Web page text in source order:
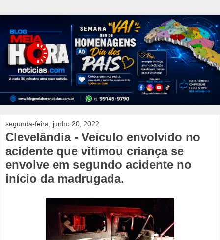
segunda-feira, junho 20, 2022
Clevelândia - Veículo envolvido no
acidente que vitimou criança se
envolve em segundo acidente no
início da madrugada.